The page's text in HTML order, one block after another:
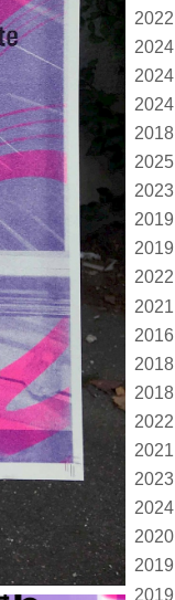
2022
2024
2024
2024
2018
2025
2023
2019
2019
2022
2021
2016
2018
2018
2022
2021
2023
2024
2020
2019
2019